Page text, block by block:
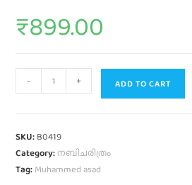
₹899.00
- + ADD TO CART
SKU: B0419
Category: നബിചരിത്രം
Tag: Muhammed asad